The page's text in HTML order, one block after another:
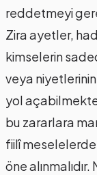
reddetmeyi
Zira ayetler,
kimselerin
veya
yol
bu zararlara
fiilî
öne